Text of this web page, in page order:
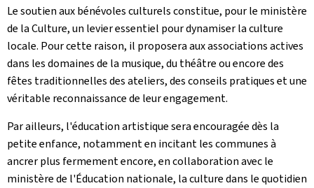
Le soutien aux bénévoles culturels constitue, pour le ministère
de la Culture, un levier essentiel pour dynamiser la culture
locale. Pour cette raison, il proposera aux associations actives
dans les domaines de la musique, du théâtre ou encore des
fêtes traditionnelles des ateliers, des conseils pratiques et une
véritable reconnaissance de leur engagement.
Par ailleurs, l'éducation artistique sera encouragée dès la
petite enfance, notamment en incitant les communes à
ancrer plus fermement encore, en collaboration avec le
ministère de l'Éducation nationale, la culture dans le quotidien